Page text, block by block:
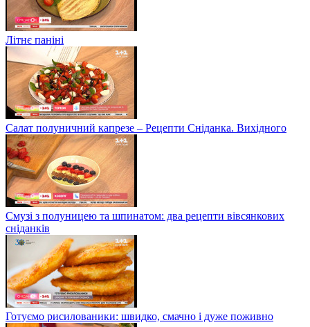
Літнє паніні
Салат полуничний капрезе – Рецепти Сніданка. Вихідного
Смузі з полуницею та шпинатом: два рецепти вівсянкових
сніданків
Готуємо рисилованики: швидко, смачно і дуже поживно